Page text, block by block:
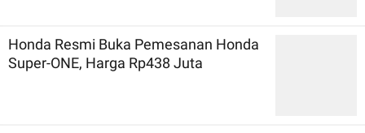
Honda Resmi Buka Pemesanan Honda
Super-ONE, Harga Rp438 Juta